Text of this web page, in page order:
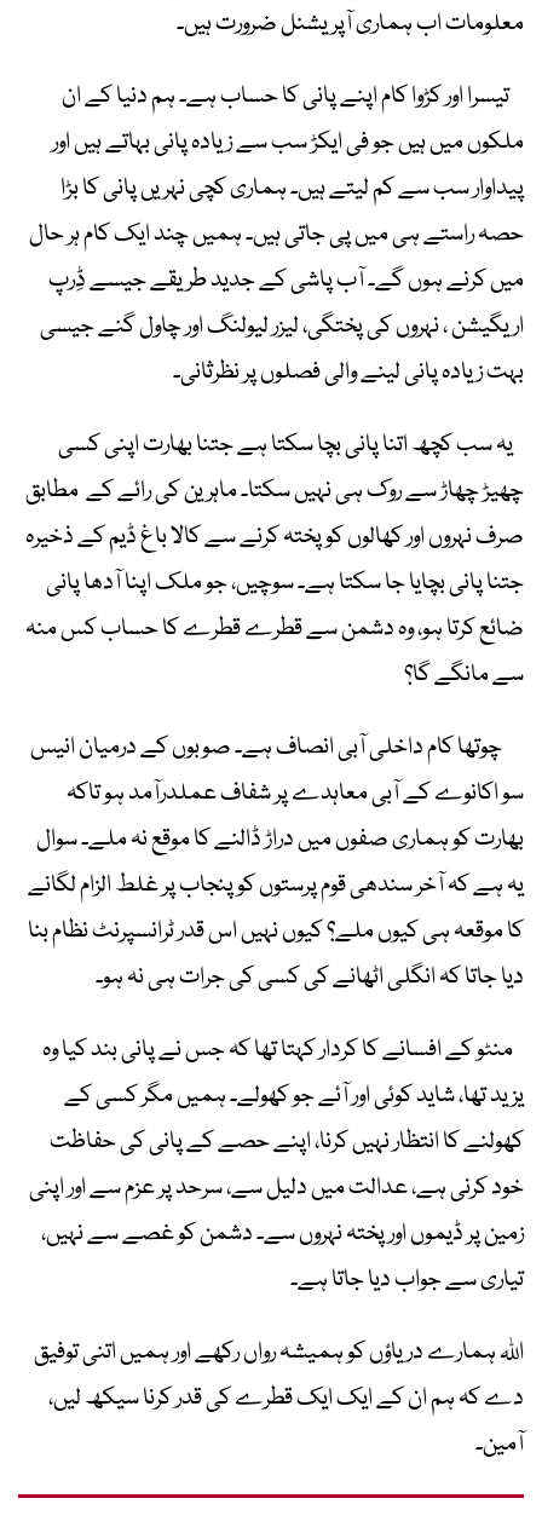
معلومات اب ہماری آپریشنل ضرورت ہیں۔
تیسرا اور کڑوا کام اپنے پانی کا حساب ہے۔ ہم دنیا کے ان
ملکوں میں ہیں جو فی ایکڑ سب سے زیادہ پانی بہاتے ہیں اور
پیداوار سب سے کم لیتے ہیں۔ ہماری کچی نہریں پانی کا بڑا
حصہ راستے ہی میں پی جاتی ہیں۔ ہمیں چند ایک کام ہر حال
میں کرنے ہوں گے۔ آب پاشی کے جدید طریقے جیسے ڈِرپ
اریگیشن ، نہروں کی پختگی، لیزر لیولنگ اور چاول گنے جیسی
بہت زیادہ پانی لینے والی فصلوں پر نظرثانی۔
یہ سب کچھ اتنا پانی بچا سکتا ہے جتنا بھارت اپنی کسی
چھیڑ چھاڑ سے روک ہی نہیں سکتا۔ ماہرین کی رائے کے مطابق
صرف نہروں اور کھالوں کو پختہ کرنے سے کالا باغ ڈیم کے ذخیرہ
جتنا پانی بچایا جا سکتا ہے۔ سوچیں، جو ملک اپنا آدھا پانی
ضائع کرتا ہو، وہ دشمن سے قطرے قطرے کا حساب کس منہ
سے مانگے گا؟
چوتھا کام داخلی آبی انصاف ہے۔ صوبوں کے درمیان انیس
سو اکانوے کے آبی معاہدے پر شفاف عملدرآمد ہو تاکہ
بھارت کو ہماری صفوں میں دراڑ ڈالنے کا موقع نہ ملے۔ سوال
یہ ہے کہ آخر سندھی قوم پرستوں کو پنجاب پر غلط الزام لگانے
کا موقعہ ہی کیوں ملے؟ کیوں نہیں اس قدر ٹرانسپرنٹ نظام بنا
دیا جاتا کہ انگلی اٹھانے کی کسی کی جرات ہی نہ ہو۔
منٹو کے افسانے کا کردار کہتا تھا کہ جس نے پانی بند کیا وہ
یزید تھا، شاید کوئی اور آئے جو کھولے۔ ہمیں مگر کسی کے
کھولنے کا انتظار نہیں کرنا، اپنے حصے کے پانی کی حفاظت
خود کرنی ہے، عدالت میں دلیل سے، سرحد پر عزم سے اور اپنی
زمین پر ڈیموں اور پختہ نہروں سے۔ دشمن کو غصے سے نہیں،
تیاری سے جواب دیا جاتا ہے۔
اللہ ہمارے دریاؤں کو ہمیشہ رواں رکھے اور ہمیں اتنی توفیق
دے کہ ہم ان کے ایک ایک قطرے کی قدر کرنا سیکھ لیں،
آمین۔